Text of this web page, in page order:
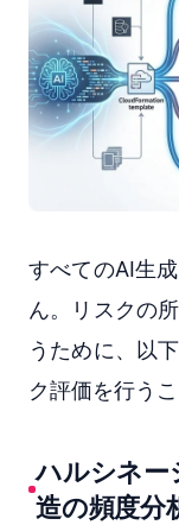
すべてのAI生
ん。リスクの
うために、以
ク評価を行う
ハルシネー
造の頻度分